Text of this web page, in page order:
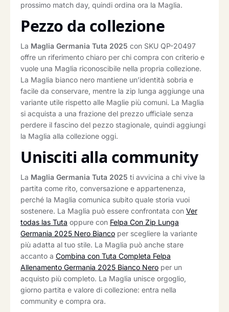
prossimo match day, quindi ordina ora la Maglia.
Pezzo da collezione
La Maglia Germania Tuta 2025 con SKU QP-20497
offre un riferimento chiaro per chi compra con criterio e
vuole una Maglia riconoscibile nella propria collezione.
La Maglia bianco nero mantiene un’identità sobria e
facile da conservare, mentre la zip lunga aggiunge una
variante utile rispetto alle Maglie più comuni. La Maglia
si acquista a una frazione del prezzo ufficiale senza
perdere il fascino del pezzo stagionale, quindi aggiungi
la Maglia alla collezione oggi.
Unisciti alla community
La Maglia Germania Tuta 2025 ti avvicina a chi vive la
partita come rito, conversazione e appartenenza,
perché la Maglia comunica subito quale storia vuoi
sostenere. La Maglia può essere confrontata con Ver
todas las Tuta oppure con Felpa Con Zip Lunga
Germania 2025 Nero Bianco per scegliere la variante
più adatta al tuo stile. La Maglia può anche stare
accanto a Combina con Tuta Completa Felpa
Allenamento Germania 2025 Bianco Nero per un
acquisto più completo. La Maglia unisce orgoglio,
giorno partita e valore di collezione: entra nella
community e compra ora.